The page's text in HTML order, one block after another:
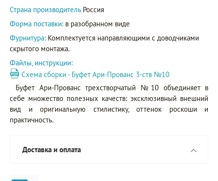
Страна производитель Россия
Форма поставки: в разобранном виде
Фурнитура: Комплектуется направляющими с доводчиками
скрытого монтажа.
Файлы, инструкции:
Схема сборки - Буфет Ари-Прованс 3-ств №10
Буфет Ари-Прованс трехстворчатый №10 объединяет в
себе множество полезных качеств: эксклюзивный внешний
вид и оригинальную стилистику, оттенок роскоши и
практичность.
Доставка и оплата